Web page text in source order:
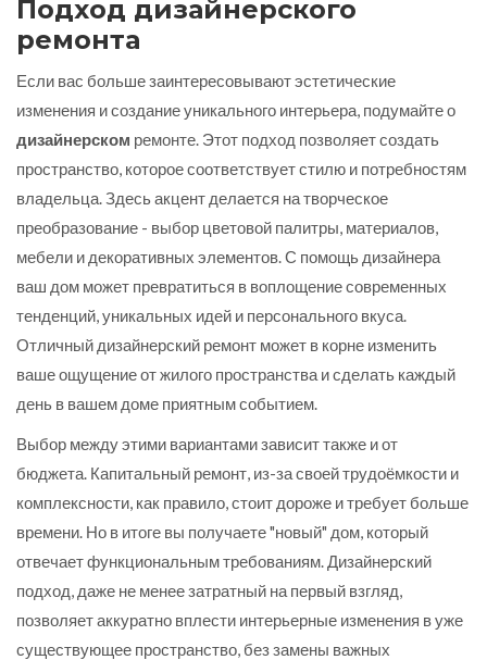
Подход дизайнерского
ремонта
Если вас больше заинтересовывают эстетические
изменения и создание уникального интерьера, подумайте о
дизайнерском ремонте. Этот подход позволяет создать
пространство, которое соответствует стилю и потребностям
владельца. Здесь акцент делается на творческое
преобразование - выбор цветовой палитры, материалов,
мебели и декоративных элементов. С помощь дизайнера
ваш дом может превратиться в воплощение современных
тенденций, уникальных идей и персонального вкуса.
Отличный дизайнерский ремонт может в корне изменить
ваше ощущение от жилого пространства и сделать каждый
день в вашем доме приятным событием.
Выбор между этими вариантами зависит также и от
бюджета. Капитальный ремонт, из-за своей трудоёмкости и
комплексности, как правило, стоит дороже и требует больше
времени. Но в итоге вы получаете "новый" дом, который
отвечает функциональным требованиям. Дизайнерский
подход, даже не менее затратный на первый взгляд,
позволяет аккуратно вплести интерьерные изменения в уже
существующее пространство, без замены важных